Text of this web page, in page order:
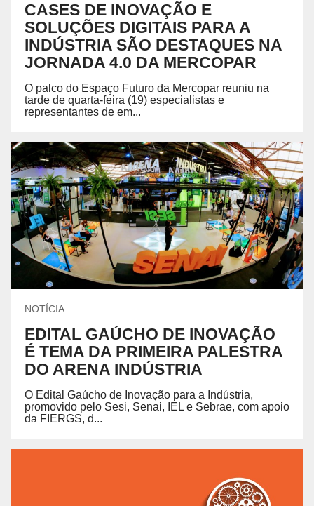
CASES DE INOVAÇÃO E
SOLUÇÕES DIGITAIS PARA A
INDÚSTRIA SÃO DESTAQUES NA
JORNADA 4.0 DA MERCOPAR
O palco do Espaço Futuro da Mercopar reuniu na
tarde de quarta-feira (19) especialistas e
representantes de em...
NOTÍCIA
EDITAL GAÚCHO DE INOVAÇÃO
É TEMA DA PRIMEIRA PALESTRA
DO ARENA INDÚSTRIA
O Edital Gaúcho de Inovação para a Indústria,
promovido pelo Sesi, Senai, IEL e Sebrae, com apoio
da FIERGS, d...